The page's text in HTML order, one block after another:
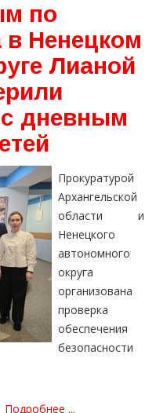
по
в Ненецком
Лианой
с дневным
Прокуратурой
Архангельской
области и
Ненецкого
автономного
округа
организована
проверка
обеспечения
безопасности
Подробнее ...